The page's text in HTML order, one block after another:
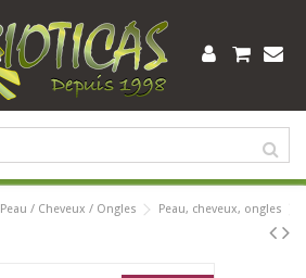
Peau / Cheveux / Ongles
Peau, cheveux, ongles